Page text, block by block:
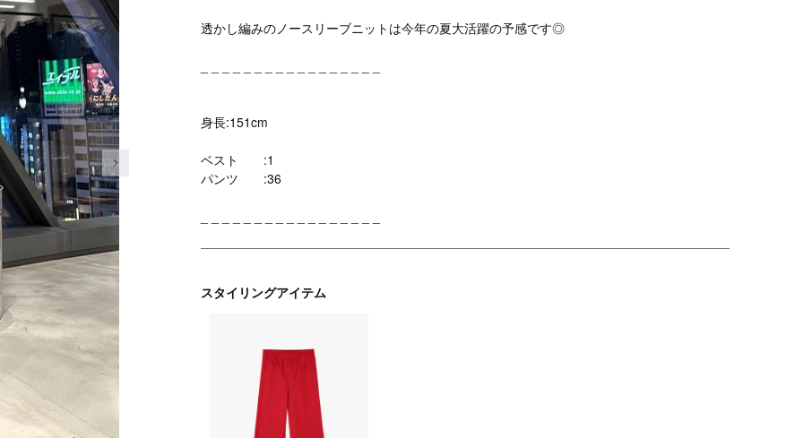
次の画像
透かし編みのノースリーブニットは今年の夏大活躍の予感です◎
身長:151cm
ベスト :1
パンツ :36
スタイリングアイテム